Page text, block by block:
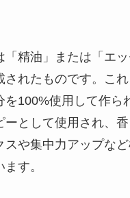
「精油」または「エ
されたものです。こ
100%使用して作ら
ーとして使用され、
スや集中力アップな
す。